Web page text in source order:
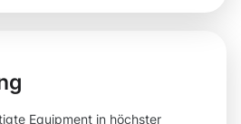
Equipment in höchster